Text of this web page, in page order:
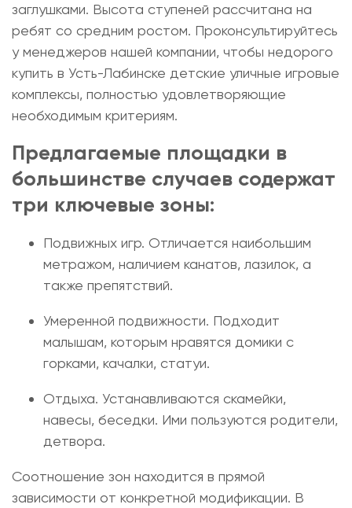
заглушками. Высота ступеней рассчитана на
ребят со средним ростом. Проконсультируйтесь
у менеджеров нашей компании, чтобы недорого
купить в Усть-Лабинске детские уличные игровые
комплексы, полностью удовлетворяющие
необходимым критериям.
Предлагаемые площадки в
большинстве случаев содержат
три ключевые зоны:
Подвижных игр. Отличается наибольшим
метражом, наличием канатов, лазилок, а
также препятствий.
Умеренной подвижности. Подходит
малышам, которым нравятся домики с
горками, качалки, статуи.
Отдыха. Устанавливаются скамейки,
навесы, беседки. Ими пользуются родители,
детвора.
Соотношение зон находится в прямой
зависимости от конкретной модификации. В